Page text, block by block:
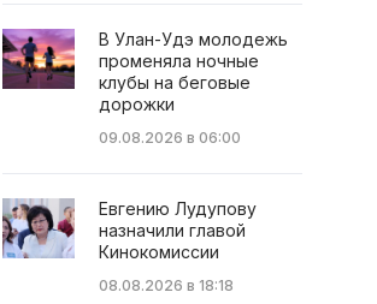
В Улан-Удэ молодежь
променяла ночные
клубы на беговые
дорожки
09.08.2026 в 06:00
Евгению Лудупову
назначили главой
Кинокомиссии
08.08.2026 в 18:18